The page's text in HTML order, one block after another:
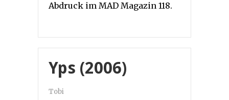
Abdruck im MAD Magazin 118.
Yps (2006)
Tobi